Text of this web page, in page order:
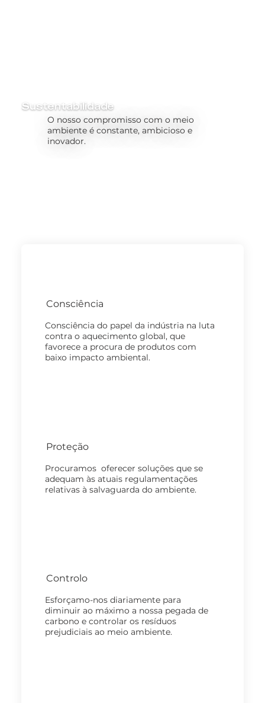
Sustentabilidade
O nosso compromisso com o meio
ambiente é constante, ambicioso e
inovador.
Consciência
Consciência do papel da indústria na luta
contra o aquecimento global, que
favorece a procura de produtos com
baixo impacto ambiental.
Proteção
Procuramos oferecer soluções que se
adequam às atuais regulamentações
relativas à salvaguarda do ambiente.
Controlo
Esforçamo-nos diariamente para
diminuir ao máximo a nossa pegada de
carbono e controlar os resíduos
prejudiciais ao meio ambiente.